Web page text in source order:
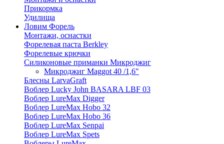
Прикормка
Удилища
Ловим Форель
Монтажи, оснастки
Форелевая паста Berkley
Форелевые крючки
Силиконовые приманки Микроджиг
Микроджиг Maggot 40 /1,6"
Блесны LarvaGraft
Воблер Lucky John BASARA LBF 03
Воблер LureMax Digger
Воблер LureMax Hobo 32
Воблер LureMax Hobo 36
Воблер LureMax Senpai
Воблер LureMax Spets